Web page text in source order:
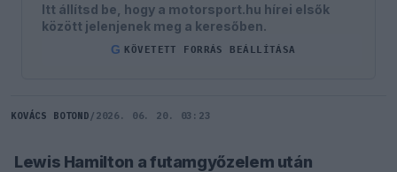
Itt állítsd be, hogy a motorsport.hu hírei elsők
között jelenjenek meg a keresőben.
G KÖVETETT FORRÁS BEÁLLÍTÁSA
KOVÁCS BOTOND / 2026. 06. 20. 03:23
Lewis Hamilton a futamgyőzelem után